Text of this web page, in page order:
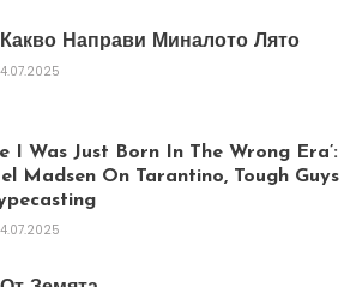
Направи Миналото Лято
I Was Just Born In The Wrong Era’:
Madsen On Tarantino, Tough Guys